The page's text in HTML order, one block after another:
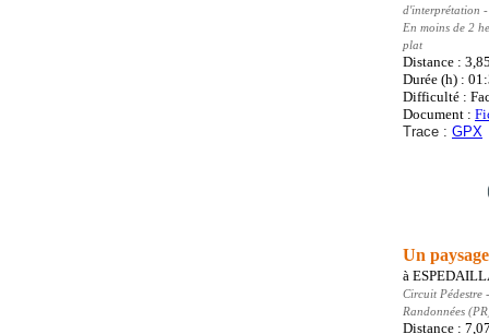
d'interprétation -
En moins de 2
plat
Distance :
Durée (h) :
Difficulté :
Document :
Trace : GPX
Un
à
Circuit Pédestre
Randonnées
Distance :